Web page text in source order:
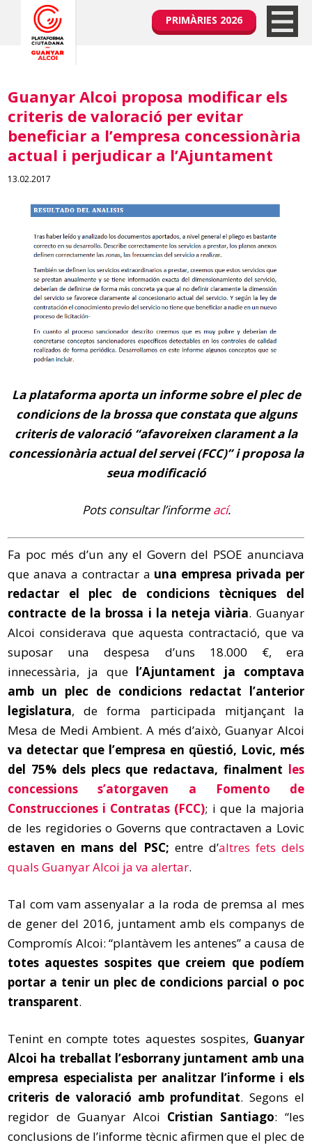
PRIMÀRIES 2026
Guanyar Alcoi proposa modificar els
criteris de valoració per evitar
beneficiar a l’empresa concessionària
actual i perjudicar a l’Ajuntament
13.02.2017
La plataforma aporta un informe sobre el plec de
condicions de la brossa que constata que alguns
criteris de valoració “afavoreixen clarament a la
concessionària actual del servei (FCC)” i proposa la
seua modificació
Pots consultar l’informeací.
Fa poc més d’un any el Govern del PSOE anunciava
que anava a contractar a una empresa privada per
redactar el plec de condicions tècniques del
contracte de la brossa i la neteja viària. Guanyar
Alcoi considerava que aquesta contractació, que va
suposar una despesa d’uns 18.000 €, era
innecessària, ja que l’Ajuntament ja comptava
amb un plec de condicions redactat l’anterior
legislatura, de forma participada mitjançant la
Mesa de Medi Ambient. A més d’això, Guanyar Alcoi
va detectar que l’empresa en qüestió, Lovic, més
del 75% dels plecs que redactava, finalment les
concessions s’atorgaven a Fomento de
Construcciones i Contratas (FCC); i que la majoria
de les regidories o Governs que contractaven a Lovic
estaven en mans del PSC; entre d’altres fets dels
quals Guanyar Alcoi ja va alertar.
Tal com vam assenyalar a la roda de premsa al mes
de gener del 2016, juntament amb els companys de
Compromís Alcoi: “plantàvem les antenes” a causa de
totes aquestes sospites que creiem que podíem
portar a tenir un plec de condicions parcial o poc
transparent.
Tenint en compte totes aquestes sospites, Guanyar
Alcoi ha treballat l’esborrany juntament amb una
empresa especialista per analitzar l’informe i els
criteris de valoració amb profunditat. Segons el
regidor de Guanyar Alcoi Cristian Santiago: “les
conclusions de l’informe tècnic afirmen que el plec de